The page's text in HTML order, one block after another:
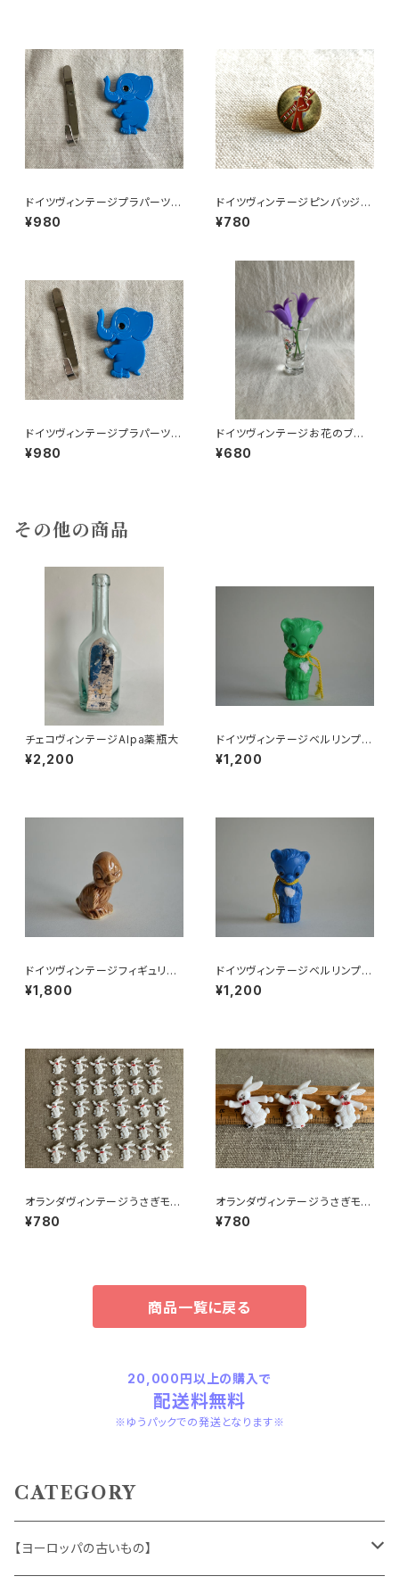
ドイツヴィンテージプラパーツゾ
ウさん青183
¥980
ドイツヴィンテージピンバッジ煙
突掃除人2
¥780
ドイツヴィンテージプラパーツゾ
ウさん青54
¥980
ドイツヴィンテージお花のブロ
ーチ18
¥680
その他の商品
チェコヴィンテージAlpa薬瓶大
¥2,200
ドイツヴィンテージベルリンプラ
ベア緑112
¥1,200
ドイツヴィンテージフィギュリン
ことり
¥1,800
ドイツヴィンテージベルリンプラ
ベア青76
¥1,200
オランダヴィンテージうさぎモチ
ーフプラパーツ30個セットNo18
6
¥780
オランダヴィンテージうさぎモチ
ーフプラパーツ30個セットa5
¥780
商品一覧に戻る
20,000円以上の購入で
配送料無料
※ゆうパックでの発送となります※
CATEGORY
【ヨーロッパの古いもの】